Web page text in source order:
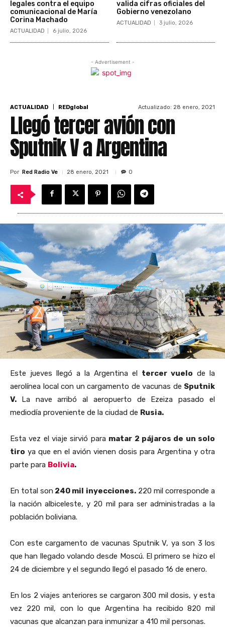
legales contra el equipo
comunicacional de María
Corina Machado
ACTUALIDAD 6 julio, 2026
valida cifras oficiales del
Gobierno venezolano
ACTUALIDAD 3 julio, 2026
- Advertisement -